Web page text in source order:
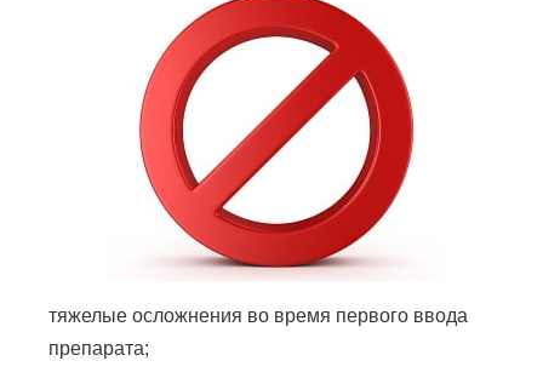
тяжелые осложнения во время первого ввода
препарата;